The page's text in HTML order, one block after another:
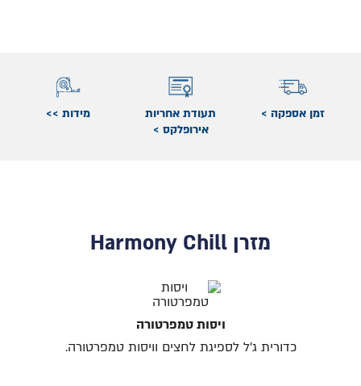
זמן אספקה >
תעודת אחריות
אירופלקס >
מידות >>
מזרן Harmony Chill
ויסות טמפרטורה
כדורית ג׳ל לספיגת לחצים וויסות טמפרטורה.